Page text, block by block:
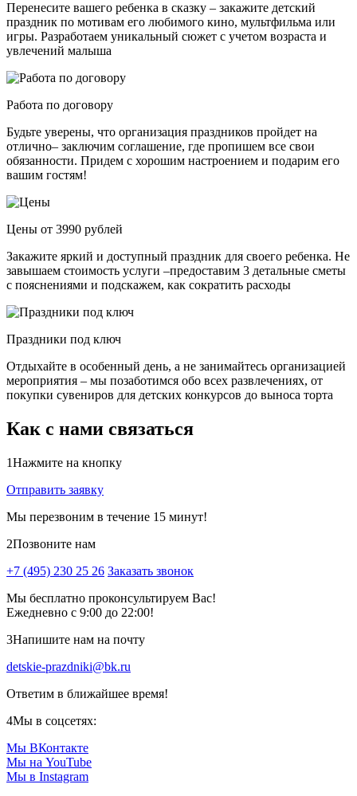
Перенесите вашего ребенка в сказку – закажите детский
праздник по мотивам его любимого кино, мультфильма или
игры. Разработаем уникальный сюжет с учетом возраста и
увлечений малыша
Работа по договору
Будьте уверены, что организация праздников пройдет на
отлично– заключим соглашение, где пропишем все свои
обязанности. Придем с хорошим настроением и подарим его
вашим гостям!
Цены от 3990 рублей
Закажите яркий и доступный праздник для своего ребенка. Не
завышаем стоимость услуги –предоставим 3 детальные сметы
с пояснениями и подскажем, как сократить расходы
Праздники под ключ
Отдыхайте в особенный день, а не занимайтесь организацией
мероприятия – мы позаботимся обо всех развлечениях, от
покупки сувениров для детских конкурсов до выноса торта
Как с нами связаться
1Нажмите на кнопку
Отправить заявку
Мы перезвоним в течение 15 минут!
2Позвоните нам
+7 (495) 230 25 26 Заказать звонок
Мы бесплатно проконсультируем Вас!
Ежедневно с 9:00 до 22:00!
3Напишите нам на почту
detskie-prazdniki@bk.ru
Ответим в ближайшее время!
4Мы в соцсетях:
Мы ВКонтакте
Мы на YouTube
Мы в Instagram